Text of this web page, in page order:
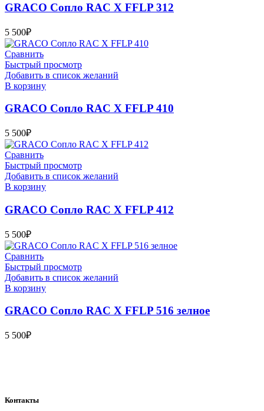
GRACO Сопло RAC X FFLP 312
5 500₽
Сравнить
Быстрый просмотр
Добавить в список желаний
В корзину
GRACO Сопло RAC X FFLP 410
5 500₽
Сравнить
Быстрый просмотр
Добавить в список желаний
В корзину
GRACO Сопло RAC X FFLP 412
5 500₽
Сравнить
Быстрый просмотр
Добавить в список желаний
В корзину
GRACO Сопло RAC X FFLP 516 зелное
5 500₽
Контакты